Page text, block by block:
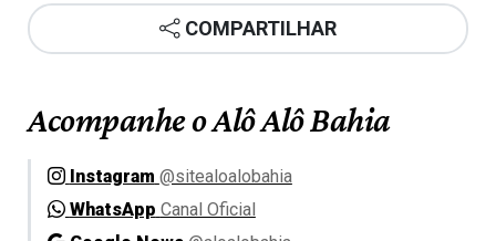
COMPARTILHAR
Acompanhe o Alô Alô Bahia
Instagram @sitealoalobahia
WhatsApp Canal Oficial